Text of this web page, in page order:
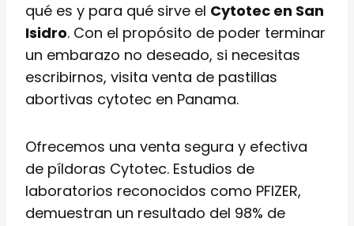
qué es y para qué sirve el Cytotec en San
Isidro. Con el propósito de poder terminar
un embarazo no deseado, si necesitas
escribirnos, visita venta de pastillas
abortivas cytotec en Panama.
Ofrecemos una venta segura y efectiva
de píldoras Cytotec. Estudios de
laboratorios reconocidos como PFIZER,
demuestran un resultado del 98% de